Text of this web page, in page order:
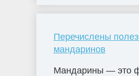
Перечислены
мандаринов
Мандарины — это